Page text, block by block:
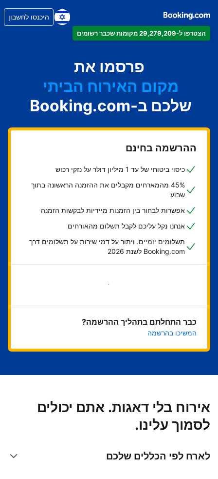
הצטרפו ל-29,279,209 מקומות שכבר רשומים
היכנסו לחשבון
פרסמו את
הדירה
המלון
מקום האירוח הביתי
בית ההארחה
ה-B&B
שלכם ב-Booking.com
ההרשמה בחינם
כיסוי ביטוחי של עד 1 מיליון דולר על נזקי רכוש
45% מהמארחים מקבלים את ההזמנה הראשונה בתוך
שבוע
אפשרות לבחור בין הזמנות מיידיות לבקשות הזמנה
אנחנו נקל עליכם לקבל תשלום מהאורחים
תשלומים יומיים. ויתור על דמי שירות על תשלומים דרך
Booking.com לשנת 2026
בואו נתחיל
כבר התחלתם בתהליך ההרשמה?
המשיכו בהרשמה
אירוח בלי דאגות. אתם יכולים
לסמוך עלינו.
לארח לפי הכללים שלכם